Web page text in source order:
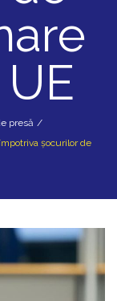
presă /
șocurilor de